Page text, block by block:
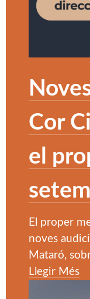
Cor
el
El proper
noves
Mataró,
Llegir Més